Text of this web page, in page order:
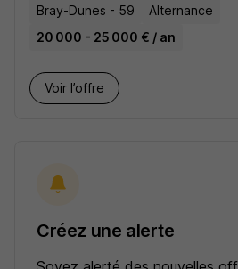
Bray-Dunes - 59
Alternance
20 000 - 25 000 € / an
Voir l’offre
Créez une alerte